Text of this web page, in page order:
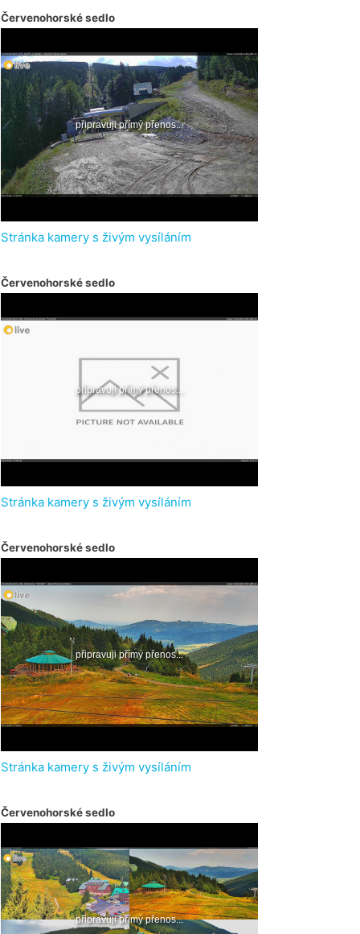
Červenohorské sedlo
Stránka kamery s živým vysíláním
Červenohorské sedlo
Stránka kamery s živým vysíláním
Červenohorské sedlo
Stránka kamery s živým vysíláním
Červenohorské sedlo